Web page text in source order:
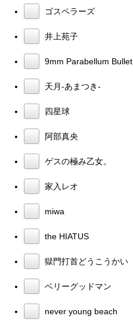
ゴスペラーズ
井上苑子
9mm Parabellum Bullet
天月-あまつき-
四星球
阿部真央
ゲスの極み乙女。
家入レオ
miwa
the HIATUS
獄門打首どうこうかい
ベリーグッドマン
never young beach